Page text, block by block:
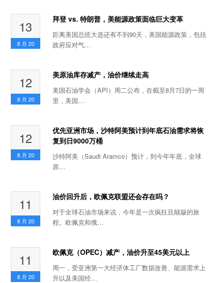
13
8 月 20
拜登 vs. 特朗普，美能源政策面临巨大变革
距离美国总统大选还有不到90天，美国能源政策，包括
政府应对气…
12
8 月 20
美原油库存减产，油价继续走高
美国石油学会（API）周二公布，在截至8月7日的一周
里，美国…
12
8 月 20
优先亚洲市场，沙特阿美预计到年底石油需求将恢
复到日9000万桶
沙特阿美（Saudi Aramco）预计，到今年年底，全球
原…
11
8 月 20
油价回升后，欧佩克联盟还会存在吗？
对于全球石油市场来说，今年是一次疯狂且颠簸的旅
程。欧佩克和俄…
11
8 月 20
欧佩克（OPEC）减产，油价升至45美元以上
周一，受亚洲第一大经济体工厂数据改善、能源需求上
升以及美国经…